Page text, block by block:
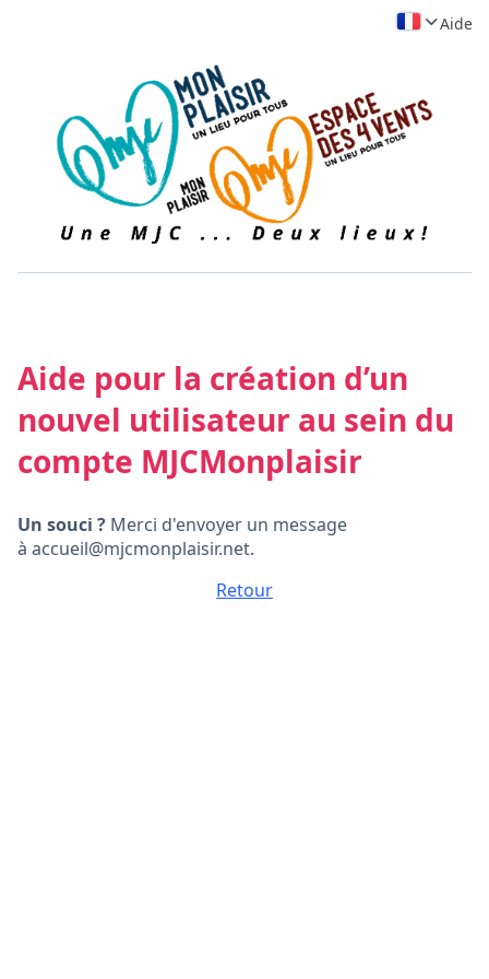
Aide
Aide pour la création d’un
nouvel utilisateur au sein du
compte MJCMonplaisir
Un souci ? Merci d'envoyer un message
à accueil@mjcmonplaisir.net.
Retour